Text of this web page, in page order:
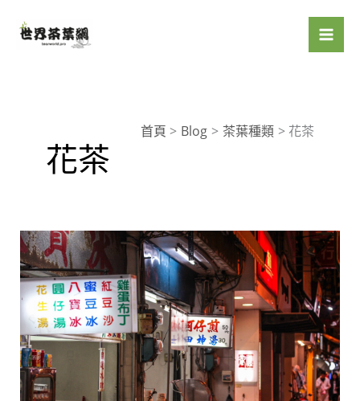
首頁 Blog 茶葉種類 花茶
花茶
創
新
之
選：
嶢
陽
茶
行